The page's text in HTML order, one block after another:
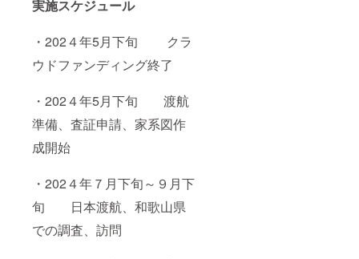
実施スケジュール
・202４年5月下旬 クラ
ウドファンディング終了
・202４年5月下旬 渡航
準備、査証申請、家系図作
成開始
・202４年７月下旬～９月下
旬 日本渡航、和歌山県
での調査、訪問